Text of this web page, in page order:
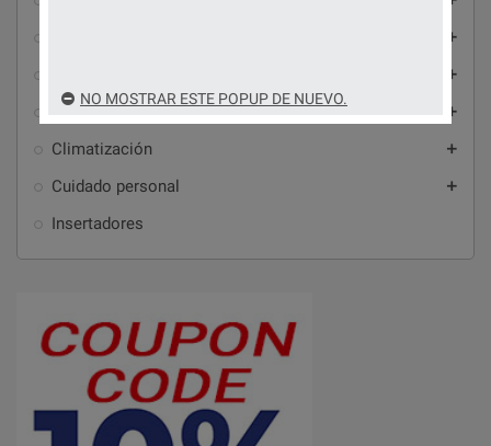
add
add
Electrodomésticos add
Climatización add
Cuidado personal add
Insertadores
NO MOSTRAR ESTE POPUP DE NUEVO.